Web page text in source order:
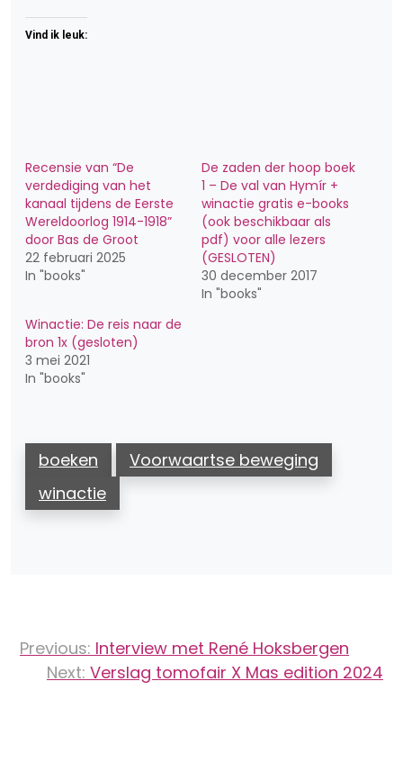
Vind ik leuk:
Recensie van “De
verdediging van het
kanaal tijdens de Eerste
Wereldoorlog 1914-1918”
door Bas de Groot
22 februari 2025
In "books"
De zaden der hoop boek
1 – De val van Hymír +
winactie gratis e-books
(ook beschikbaar als
pdf) voor alle lezers
(GESLOTEN)
30 december 2017
In "books"
Winactie: De reis naar de
bron 1x (gesloten)
3 mei 2021
In "books"
boeken
Voorwaartse beweging
winactie
navigatie
Previous: Interview met René Hoksbergen
Next: Verslag tomofair X Mas edition 2024